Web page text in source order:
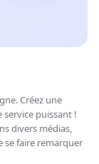
Créez une
puissant !
divers médias,
se faire remarquer